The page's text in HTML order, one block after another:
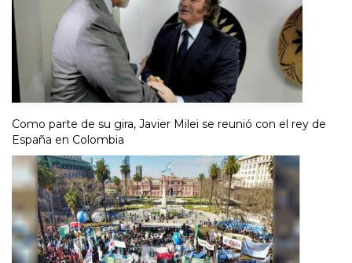
Como parte de su gira, Javier Milei se reunió con el rey de
España en Colombia